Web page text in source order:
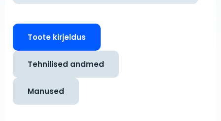
Toote kirjeldus
Tehnilised andmed
Manused